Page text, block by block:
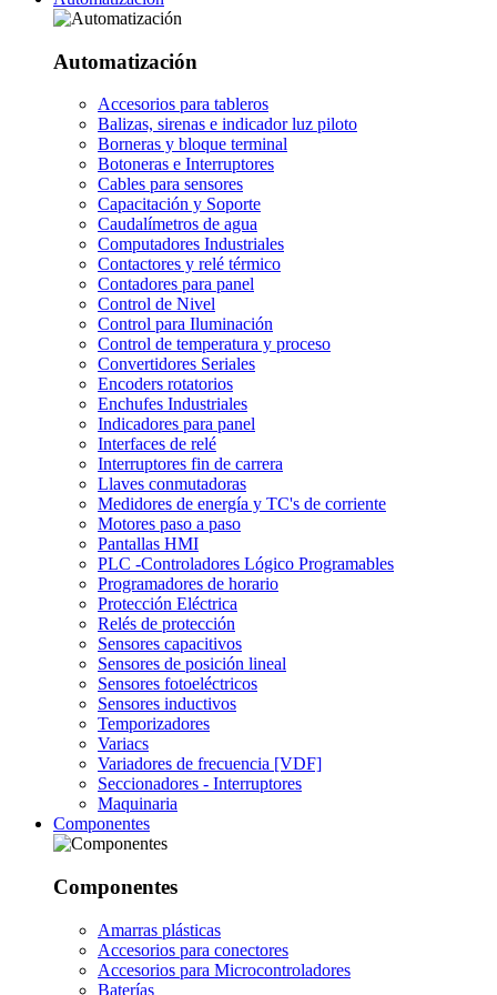
Automatización
Accesorios para tableros
Balizas, sirenas e indicador luz piloto
Borneras y bloque terminal
Botoneras e Interruptores
Cables para sensores
Capacitación y Soporte
Caudalímetros de agua
Computadores Industriales
Contactores y relé térmico
Contadores para panel
Control de Nivel
Control para Iluminación
Control de temperatura y proceso
Convertidores Seriales
Encoders rotatorios
Enchufes Industriales
Indicadores para panel
Interfaces de relé
Interruptores fin de carrera
Llaves conmutadoras
Medidores de energía y TC's de corriente
Motores paso a paso
Pantallas HMI
PLC -Controladores Lógico Programables
Programadores de horario
Protección Eléctrica
Relés de protección
Sensores capacitivos
Sensores de posición lineal
Sensores fotoeléctricos
Sensores inductivos
Temporizadores
Variacs
Variadores de frecuencia [VDF]
Seccionadores - Interruptores
Maquinaria
Componentes
Componentes
Amarras plásticas
Accesorios para conectores
Accesorios para Microcontroladores
Baterías